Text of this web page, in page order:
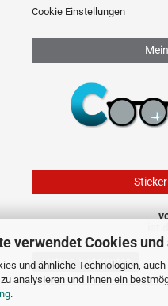
verwendet Cookies
und ähnliche Technologien,
analysieren und Ihnen ein
.
Cookie Einstellungen
Vertrag widerrufen